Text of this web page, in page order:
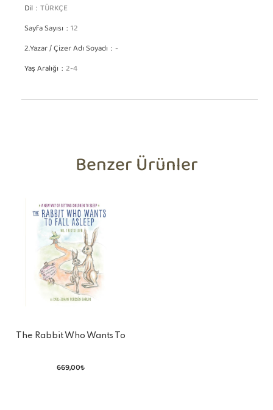
Dil TÜRKÇE
Sayfa Sayısı 12
2.Yazar / Çizer Adı Soyadı -
Yaş Aralığı 2-4
Benzer Ürünler
The Rabbit Who Wants To
669,00₺